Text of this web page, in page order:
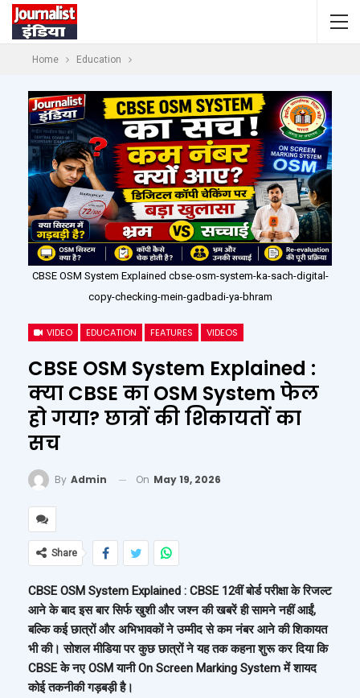
Home Education
CBSE OSM System Explained cbse-osm-system-ka-sach-digital-
copy-checking-mein-gadbadi-ya-bhram
VIDEO EDUCATION FEATURES VIDEOS
CBSE OSM System Explained :
क्या CBSE का OSM System फेल
हो गया? छात्रों की शिकायतों का
सच
By Admin On May 19, 2026
Share
CBSE OSM System Explained : CBSE 12वीं बोर्ड परीक्षा के रिजल्ट
आने के बाद इस बार सिर्फ खुशी और जश्न की खबरें ही सामने नहीं आईं,
बल्कि कई छात्रों और अभिभावकों ने उम्मीद से कम नंबर आने की शिकायत
भी की। सोशल मीडिया पर कुछ छात्रों ने यह तक कहना शुरू कर दिया कि
CBSE के नए OSM यानी On Screen Marking System में शायद
कोई तकनीकी गड़बड़ी है।